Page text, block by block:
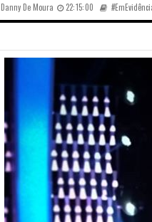
Danny De Moura 22:15:00